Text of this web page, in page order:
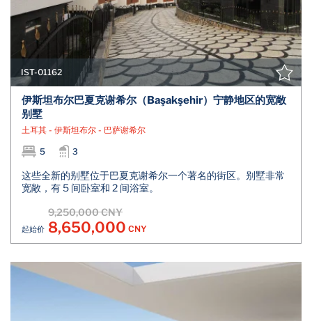
IST-01162
伊斯坦布尔巴夏克谢希尔（Başakşehir）宁静地区的宽敞
别墅
土耳其 - 伊斯坦布尔 - 巴萨谢希尔
5 3
这些全新的别墅位于巴夏克谢希尔一个著名的街区。别墅非常
宽敞，有 5 间卧室和 2 间浴室。
起始价
9,250,000 CNY
8,650,000 CNY